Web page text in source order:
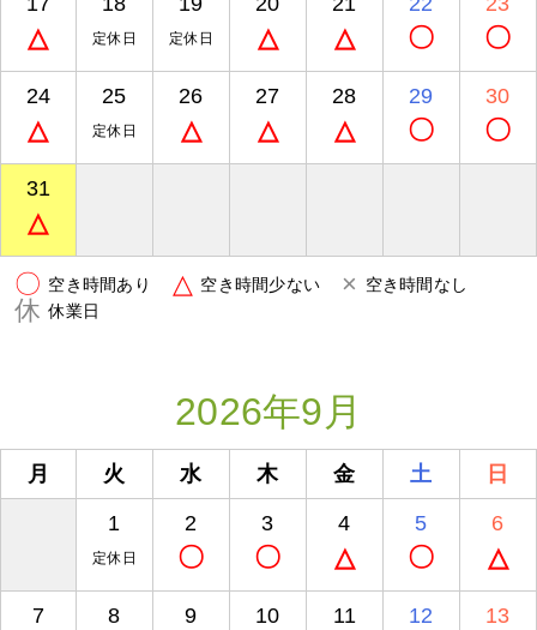
△ 定休日 定休日 △ △ 〇 〇
24
△
25
定休日
26
△
27
△
28
△
29
〇
30
〇
31
△
〇 空き時間あり △ 空き時間少ない × 空き時間なし
休 休業日
2026年9月
月 火 水 木 金 土 日
1
定休日
2
〇
3
〇
4
△
5
〇
6
△
7 8 9 10 11 12 13